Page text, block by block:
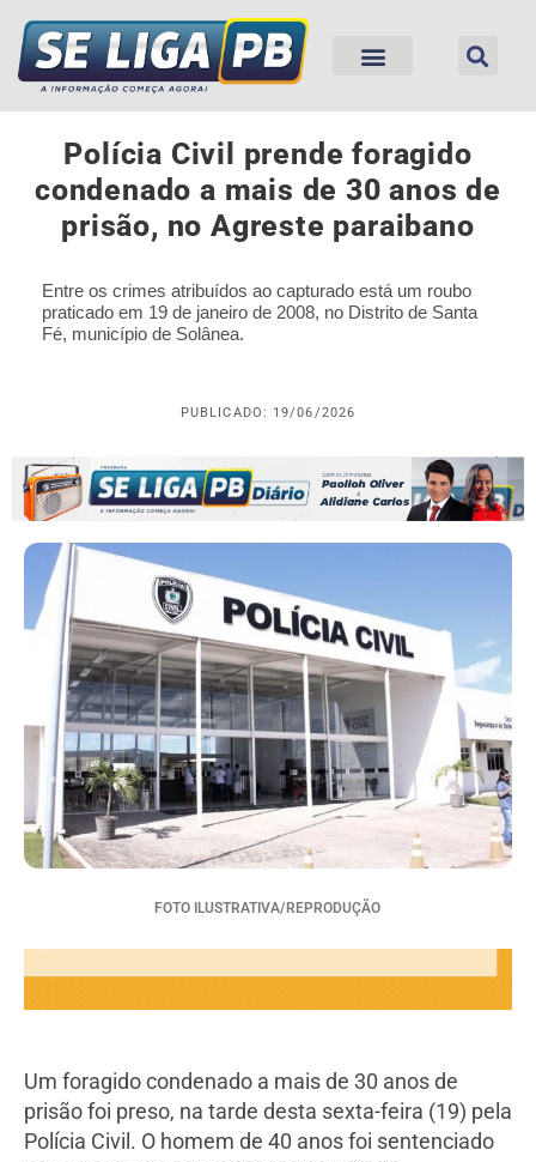
Polícia Civil prende foragido
condenado a mais de 30 anos de
prisão, no Agreste paraibano
Entre os crimes atribuídos ao capturado está um roubo
praticado em 19 de janeiro de 2008, no Distrito de Santa
Fé, município de Solânea.
PUBLICADO: 19/06/2026
FOTO ILUSTRATIVA/REPRODUÇÃO
Um foragido condenado a mais de 30 anos de
prisão foi preso, na tarde desta sexta-feira (19) pela
Polícia Civil. O homem de 40 anos foi sentenciado